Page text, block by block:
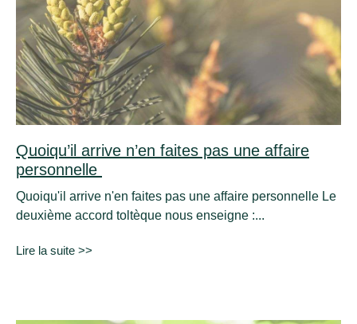
Quoiqu’il arrive n’en faites pas une affaire
personnelle
Quoiqu'il arrive n'en faites pas une affaire personnelle Le
deuxième accord toltèque nous enseigne :...
Lire la suite >>